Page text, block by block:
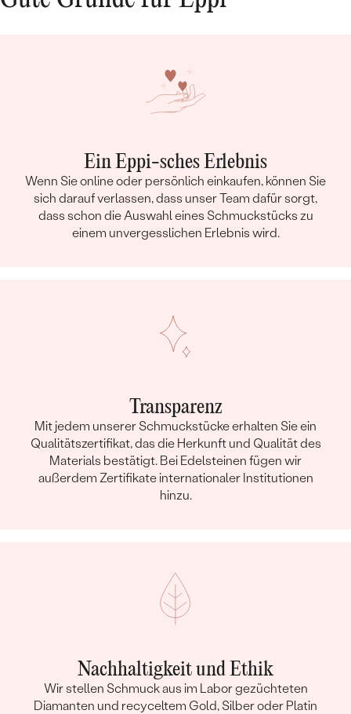
Ein Eppi-sches Erlebnis
Wenn Sie online oder persönlich einkaufen, können Sie
sich darauf verlassen, dass unser Team dafür sorgt,
dass schon die Auswahl eines Schmuckstücks zu
einem unvergesslichen Erlebnis wird.
Transparenz
Mit jedem unserer Schmuckstücke erhalten Sie ein
Qualitätszertifikat, das die Herkunft und Qualität des
Materials bestätigt. Bei Edelsteinen fügen wir
außerdem Zertifikate internationaler Institutionen
hinzu.
Nachhaltigkeit und Ethik
Wir stellen Schmuck aus im Labor gezüchteten
Diamanten und recyceltem Gold, Silber oder Platin